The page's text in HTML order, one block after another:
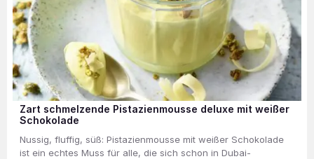
Zart schmelzende Pistazienmousse deluxe mit weißer
Schokolade
Nussig, fluffig, süß: Pistazienmousse mit weißer Schokolade
ist ein echtes Muss für alle, die sich schon in Dubai-